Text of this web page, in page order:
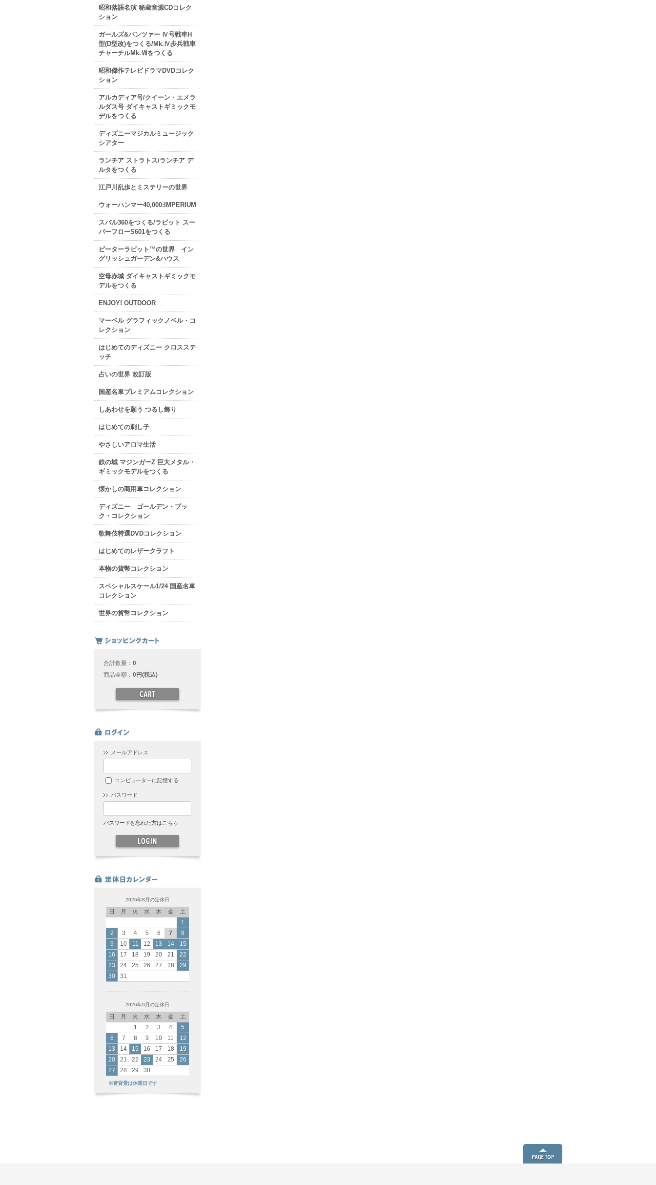
昭和落語名演 秘蔵音源CDコレク
ション
ガールズ&パンツァー Ⅳ号戦車H
型(D型改)をつくる/Mk.Ⅳ歩兵戦車
チャーチルMk.Ⅶをつくる
昭和傑作テレビドラマDVDコレク
ション
アルカディア号/クイーン・エメラ
ルダス号 ダイキャストギミックモ
デルをつくる
ディズニーマジカルミュージック
シアター
ランチア ストラトス/ランチア デ
ルタをつくる
江戸川乱歩とミステリーの世界
ウォーハンマー40,000:IMPERIUM
スバル360をつくる/ラビット スー
パーフローS601をつくる
ピーターラビット™の世界 イン
グリッシュガーデン&ハウス
空母赤城 ダイキャストギミックモ
デルをつくる
ENJOY! OUTDOOR
マーベル グラフィックノベル・コ
レクション
はじめてのディズニー クロスステ
ッチ
占いの世界 改訂版
国産名車プレミアムコレクション
しあわせを願う つるし飾り
はじめての刺し子
やさしいアロマ生活
鉄の城 マジンガーZ 巨大メタル・
ギミックモデルをつくる
懐かしの商用車コレクション
ディズニー ゴールデン・ブッ
ク・コレクション
歌舞伎特選DVDコレクション
はじめてのレザークラフト
本物の貨幣コレクション
スペシャルスケール1/24 国産名車
コレクション
世界の貨幣コレクション
合計数量： 0
商品金額： 0円(税込)
メールアドレス
コンピューターに記憶する
パスワード
パスワードを忘れた方はこちら
2026年8月の定休日
日 月 火 水 木 金
土
1
2
3 4 5 6 7
8
9
10 11 12 13 14
15
16
17 18 19 20 21
22
23
24 25 26 27 28
29
30
31
2026年9月の定休日
日 月 火 水 木 金
土
1
2 3 4
5
6
7 8 9 10 11
12
13
14 15 16 17 18
19
20
21 22 23 24 25
26
27
28 29 30
※青背景は休業日です